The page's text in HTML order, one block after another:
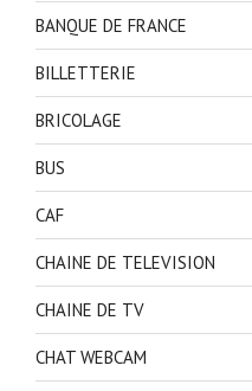
BANQUE DE FRANCE
BILLETTERIE
BRICOLAGE
BUS
CAF
CHAINE DE TELEVISION
CHAINE DE TV
CHAT WEBCAM